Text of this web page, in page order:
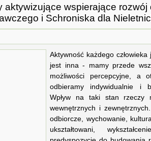
aktywizujące wspierające rozwój
i Schroniska dla
Aktywność każdego człowieka
jest inna - mamy przede
możliwości percepcyjne, a
odbieramy indywidualnie i
Wpływ na taki stan rzeczy
wewnętrznych i
odbiorcze, wychowanie,
ukształtowani,